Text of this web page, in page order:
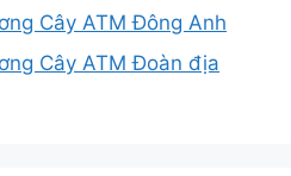
Cây ATM Đông Anh
Cây ATM Đoàn địa